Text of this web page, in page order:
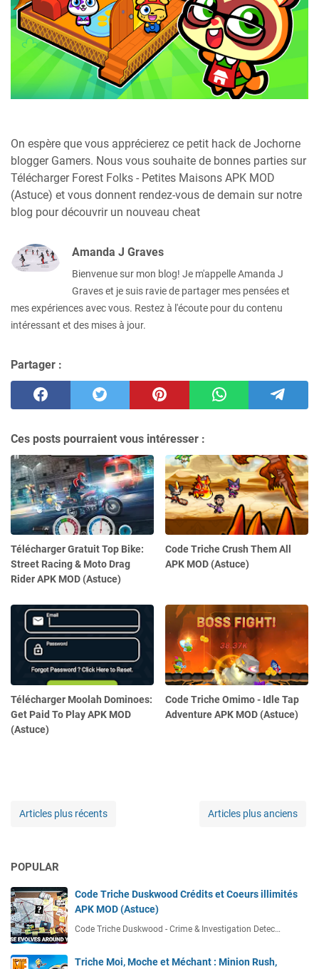
On espère que vous apprécierez ce petit hack de Jochorne
blogger Gamers. Nous vous souhaite de bonnes parties sur
Télécharger Forest Folks - Petites Maisons APK MOD
(Astuce) et vous donnent rendez-vous de demain sur notre
blog pour découvrir un nouveau cheat
Amanda J Graves
Bienvenue sur mon blog! Je m'appelle Amanda J
Graves et je suis ravie de partager mes pensées et
mes expériences avec vous. Restez à l'écoute pour du contenu
intéressant et des mises à jour.
Partager :
Ces posts pourraient vous intéresser :
Télécharger Gratuit Top Bike:
Street Racing & Moto Drag
Rider APK MOD (Astuce)
Code Triche Crush Them All
APK MOD (Astuce)
Télécharger Moolah Dominoes:
Get Paid To Play APK MOD
(Astuce)
Code Triche Omimo - Idle Tap
Adventure APK MOD (Astuce)
Articles plus récents Articles plus anciens
POPULAR
Code Triche Duskwood Crédits et Coeurs illimités
APK MOD (Astuce)
Code Triche Duskwood - Crime & Investigation Detec…
Triche Moi, Moche et Méchant : Minion Rush,